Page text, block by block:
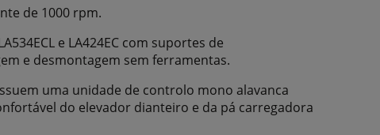
de 1000 rpm.
e LA424EC com suportes de
e desmontagem sem ferramentas.
uma unidade de controlo mono alavanca
do elevador dianteiro e da pá carregadora